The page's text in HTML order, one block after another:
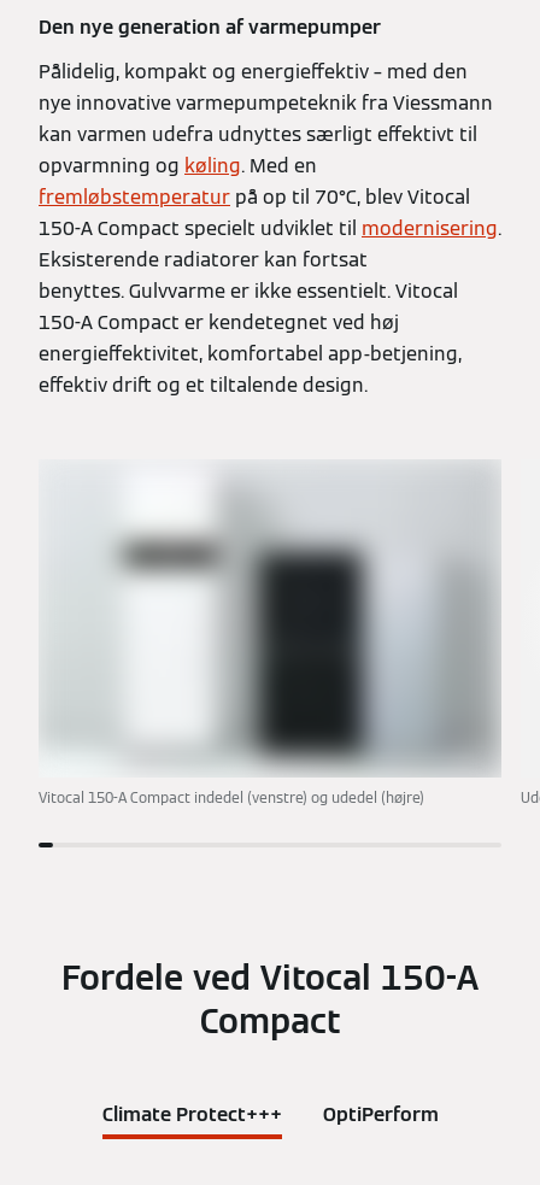
Den nye generation af varmepumper
Pålidelig, kompakt og energieffektiv – med den
nye innovative varmepumpeteknik fra Viessmann
kan varmen udefra udnyttes særligt effektivt til
opvarmning og køling. Med en
fremløbstemperatur på op til 70°C, blev Vitocal
150-A Compact specielt udviklet til modernisering.
Eksisterende radiatorer kan fortsat
benyttes. Gulvvarme er ikke essentielt. Vitocal
150-A Compact er kendetegnet ved høj
energieffektivitet, komfortabel app-betjening,
effektiv drift og et tiltalende design.
Vitocal 150-A Compact indedel (venstre) og udedel (højre)
Fordele ved Vitocal 150-A
Compact
Climate Protect+++ OptiPerform